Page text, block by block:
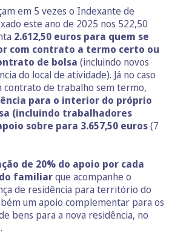
em 5 vezes o Indexante de
este ano de 2025 nos 522,50
2.612,50 euros para quem se
com contrato a termo certo ou
de bolsa (incluindo novos
do local de atividade). Já no caso
contrato de trabalho sem termo,
para o interior do próprio
(incluindo trabalhadores
sobre para 3.657,50 euros(7
de 20% do apoio por cada
familiarque acompanhe o
de residência para território do
um apoio complementar para os
bens para a nova residência, no